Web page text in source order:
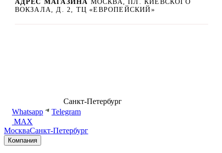
АДРЕС МАГАЗИНА
МОСКВА, ПЛ. КИЕВСКОГО
ВОКЗАЛА, Д. 2, ТЦ «ЕВРОПЕЙСКИЙ»
Санкт-Петербург
Whatsapp
Telegram
MAX
МоскваСанкт-Петербург
Компания